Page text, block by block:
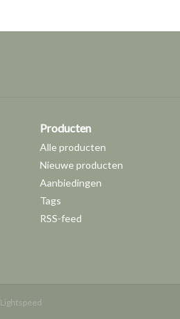
Producten
Alle producten
Nieuwe producten
Aanbiedingen
Tags
RSS-feed
Lightspeed